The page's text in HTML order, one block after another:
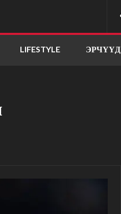
LIFESTYLE ЭРЧҮҮД